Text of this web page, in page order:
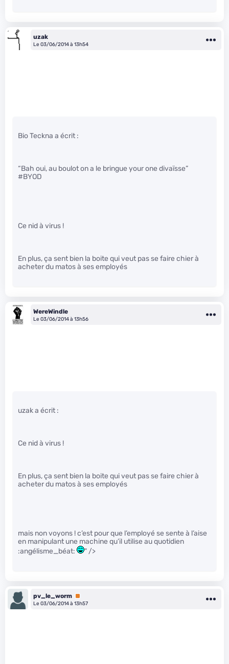
uzak
Le 03/06/2014 à 13h54
Bio Teckna a écrit :
“Bah oui, au boulot on a le bringue your one divaïsse”
#BYOD
Ce nid à virus !
En plus, ça sent bien la boite qui veut pas se faire chier à
acheter du matos à ses employés
WereWindle
Le 03/06/2014 à 13h56
uzak a écrit :
Ce nid à virus !
En plus, ça sent bien la boite qui veut pas se faire chier à
acheter du matos à ses employés
mais non voyons ! c’est pour que l’employé se sente à l’aise
en manipulant une machine qu’il utilise au quotidien
:angélisme_béat:
" />
pv_le_worm Premium
Le 03/06/2014 à 13h57